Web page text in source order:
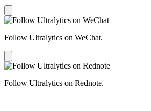
Follow Ultralytics on WeChat.
Follow Ultralytics on Rednote.